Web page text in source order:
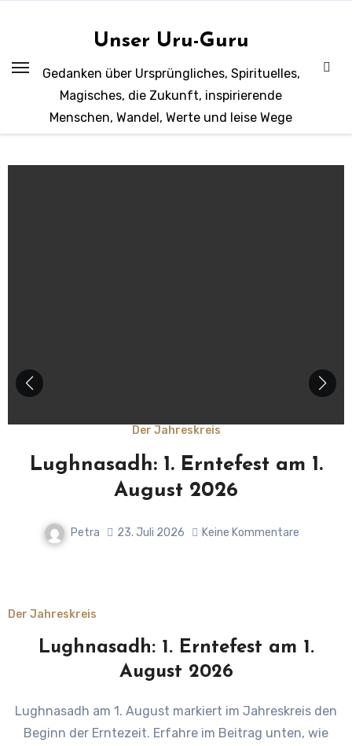
Unser Uru-Guru
Gedanken über Ursprüngliches, Spirituelles,
Magisches, die Zukunft, inspirierende
Menschen, Wandel, Werte und leise Wege
Der Jahreskreis
Lughnasadh: 1. Erntefest am 1.
August 2026
Petra 23. Juli 2026 Keine Kommentare
Der Jahreskreis
Lughnasadh: 1. Erntefest am 1.
August 2026
Lughnasadh am 1. August markiert im Jahreskreis den
Beginn der Erntezeit. Erfahre im Beitrag unten, wie